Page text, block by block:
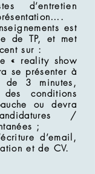
d’entretien
est
de TP, et met
sur :
« reality show
se présenter à
de 3 minutes,
conditions
ou devra
/
;
d’email,
et de CV.